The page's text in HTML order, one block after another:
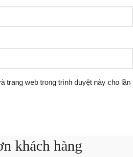
trang web trong trình duyệt này cho lần
khách hàng